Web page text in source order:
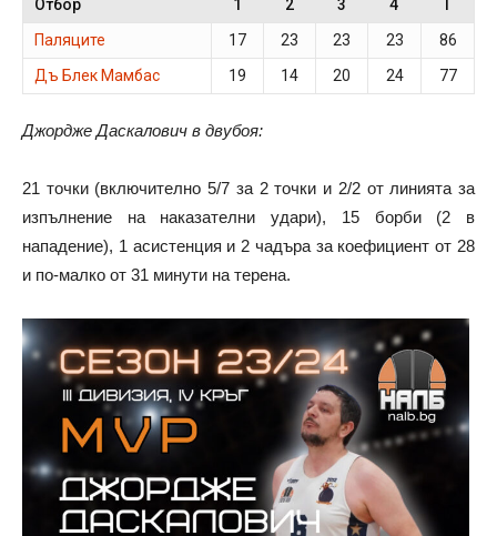
Отбор 1 2 3 4
Паляците
17 23 23 23
86
Дъ Блек Мамбас
19 14 20 24 77
Джордже Даскалович в двубоя:
21 точки (включително 5/7 за 2 точки и 2/2 от линията за
изпълнение на наказателни удари), 15 борби (2 в
нападение), 1 асистенция и 2 чадъра за коефициент от 28
и по-малко от 31 минути на терена.